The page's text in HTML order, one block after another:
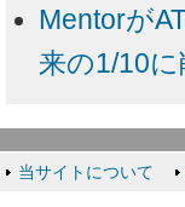
Mentorが
来の1/10
当サイトについて